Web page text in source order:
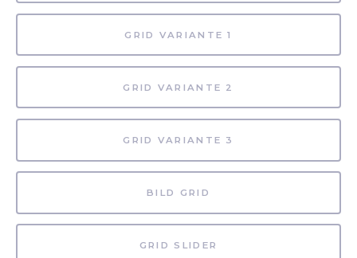
GRID VARIANTE 1
GRID VARIANTE 2
GRID VARIANTE 3
BILD GRID
GRID SLIDER